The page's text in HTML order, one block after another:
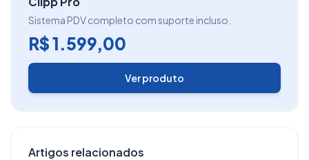
Clique no botão Com Disco...
Sistema PDV completo com suporte incluso.
R$ 1.599,00
Ver produto
Artigos relacionados